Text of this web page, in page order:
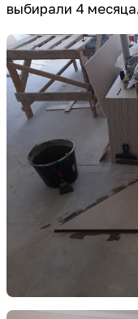
выбирали 4